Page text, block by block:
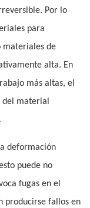
Por lo
para
materiales de
alta. En
más altas, el
del material
deformación
puede no
fugas en el
producirse fallos en